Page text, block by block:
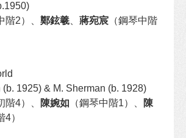
階2）、 鄭鉉羲 蔣宛宸 （鋼琴中階
(b. 1925) & M. Sherman (b. 1928)
階4）、 陳婉如 （鋼琴中階1）、
陳
4）